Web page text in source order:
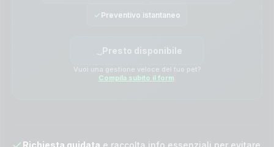
Preventivo istantaneo
Presto disponibile
Vuoi una gestione veloce del tuo pet?
Compila subito il form.
Richiesta guidata e raccolta info essenziali per evitare